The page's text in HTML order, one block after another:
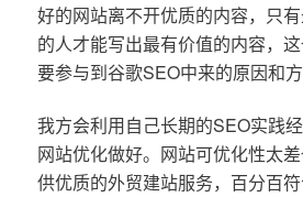
好的网站离不开优质的内容，只
的人才能写出最有价值的内容，
要参与到谷歌SEO中来的原因和方
我方会利用自己长期的SEO实践
网站优化做好。网站可优化性太
供优质的外贸建站服务，百分百